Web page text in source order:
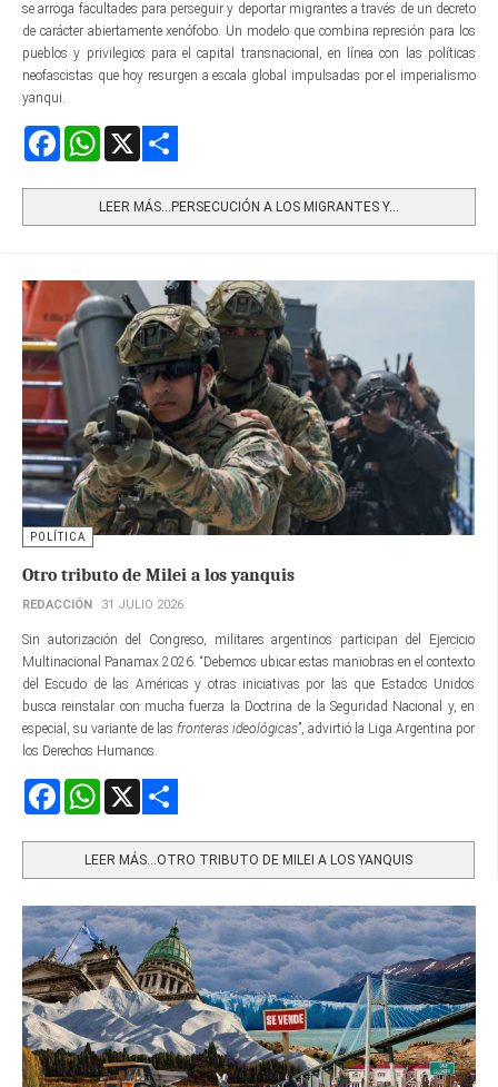
se arroga facultades para perseguir y deportar migrantes a través de un decreto
de carácter abiertamente xenófobo. Un modelo que combina represión para los
pueblos y privilegios para el capital transnacional, en línea con las políticas
neofascistas que hoy resurgen a escala global impulsadas por el imperialismo
yanqui.
FacebookWhatsApp
LEER MÁS…PERSECUCIÓN A LOS MIGRANTES Y...
POLÍTICA
Otro tributo de Milei a los yanquis
REDACCIÓN 31 JULIO 2026
Sin autorización del Congreso, militares argentinos participan del Ejercicio
Multinacional Panamax 2026. “Debemos ubicar estas maniobras en el contexto
del Escudo de las Américas y otras iniciativas por las que Estados Unidos
busca reinstalar con mucha fuerza la Doctrina de la Seguridad Nacional y, en
especial, su variante de las fronteras ideológicas”, advirtió la Liga Argentina por
los Derechos Humanos.
FacebookWhatsApp
LEER MÁS…OTRO TRIBUTO DE MILEI A LOS YANQUIS